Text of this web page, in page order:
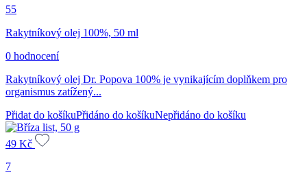
55
Rakytníkový olej 100%, 50 ml
0 hodnocení
Rakytníkový olej Dr. Popova 100% je vynikajícím doplňkem pro
organismus zatížený...
Přidat do košíkuPřidáno do košíkuNepřidáno do košíku
49 Kč
7